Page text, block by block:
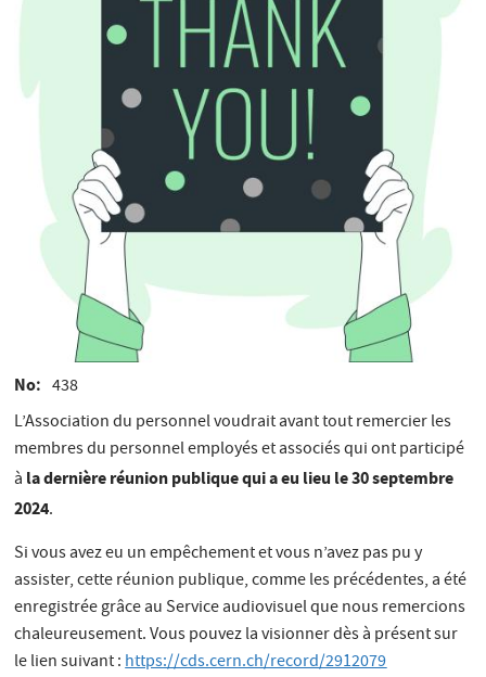
No
438
L’Association du personnel voudrait avant tout remercier les
membres du personnel employés et associés qui ont participé
à la dernière réunion publique qui a eu lieu le 30 septembre
2024.
Si vous avez eu un empêchement et vous n’avez pas pu y
assister, cette réunion publique, comme les précédentes, a été
enregistrée grâce au Service audiovisuel que nous remercions
chaleureusement. Vous pouvez la visionner dès à présent sur
le lien suivant :https://cds.cern.ch/record/2912079